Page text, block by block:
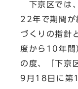
下京区では
22年で期間が
づくりの指針
度から10年間
の度、「下京
9月18日に第1